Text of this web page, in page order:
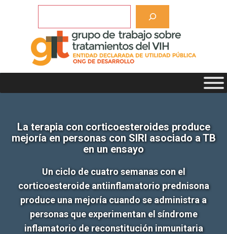
La terapia con corticoesteroides produce
mejoría en personas con SIRI asociado a TB
en un ensayo
Un ciclo de cuatro semanas con el
corticoesteroide antiinflamatorio prednisona
produce una mejoría cuando se administra a
personas que experimentan el síndrome
inflamatorio de reconstitución inmunitaria